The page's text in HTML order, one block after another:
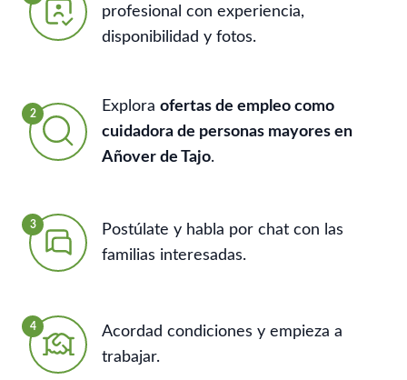
profesional con experiencia,
disponibilidad y fotos.
2 Explora ofertas de empleo como
cuidadora de personas mayores en
Añover de Tajo.
3
Postúlate y habla por chat con las
familias interesadas.
4
Acordad condiciones y empieza a
trabajar.